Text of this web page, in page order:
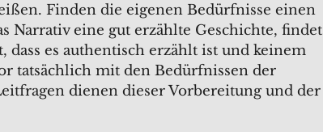
Finden die eigenen Bedürfnisse einen
Narrativ eine gut erzählte Geschichte, findet
es authentisch erzählt ist und keinem
tatsächlich mit den Bedürfnissen der
dienen dieser Vorbereitung und der